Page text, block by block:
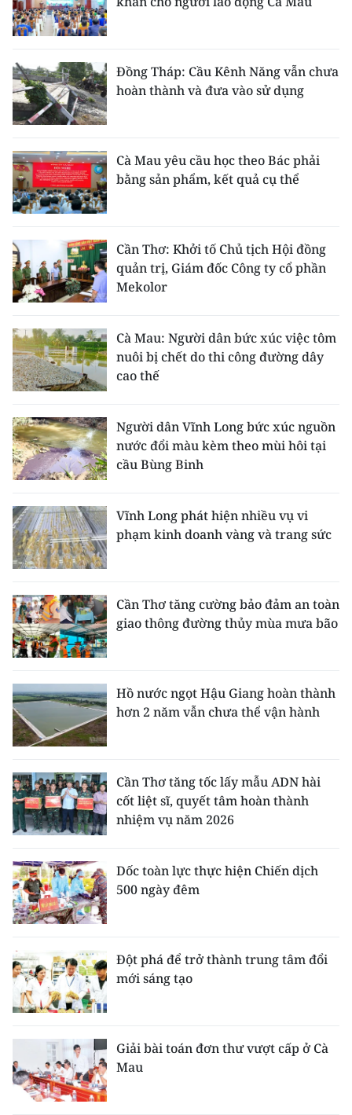
Đồng Tháp: Cầu Kênh Năng vẫn chưa
hoàn thành và đưa vào sử dụng
Cà Mau yêu cầu học theo Bác phải
bằng sản phẩm, kết quả cụ thể
Cần Thơ: Khởi tố Chủ tịch Hội đồng
quản trị, Giám đốc Công ty cổ phần
Mekolor
Cà Mau: Người dân bức xúc việc tôm
nuôi bị chết do thi công đường dây
cao thế
Người dân Vĩnh Long bức xúc nguồn
nước đổi màu kèm theo mùi hôi tại
cầu Bùng Binh
Vĩnh Long phát hiện nhiều vụ vi
phạm kinh doanh vàng và trang sức
Cần Thơ tăng cường bảo đảm an toàn
giao thông đường thủy mùa mưa bão
Hồ nước ngọt Hậu Giang hoàn thành
hơn 2 năm vẫn chưa thể vận hành
Cần Thơ tăng tốc lấy mẫu ADN hài
cốt liệt sĩ, quyết tâm hoàn thành
nhiệm vụ năm 2026
Dốc toàn lực thực hiện Chiến dịch
500 ngày đêm
Đột phá để trở thành trung tâm đổi
mới sáng tạo
Giải bài toán đơn thư vượt cấp ở Cà
Mau